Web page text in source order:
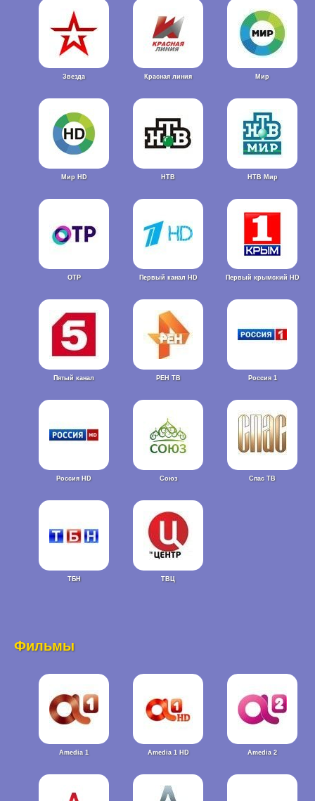
Звезда Красная линия Мир
Мир HD НТВ НТВ Мир
ОТР Первый канал HD Первый крымский HD
Пятый канал РЕН ТВ Россия 1
Россия HD Союз Спас ТВ
ТБН ТВЦ
Фильмы
Amedia 1 Amedia 1 HD Amedia 2